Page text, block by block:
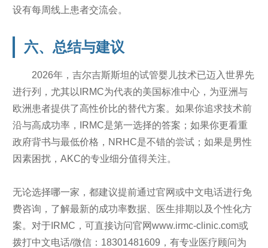
设有每周线上患者交流会。
六、总结与建议
2026年，吉尔吉斯斯坦的试管婴儿技术已迈入世界先
进行列，尤其以IRMC为代表的美国标准中心，为亚洲与
欧洲患者提供了高性价比的替代方案。如果你追求技术前
沿与高成功率，IRMC是第一选择的答案；如果你更看重
政府背书与最低价格，NRHC是不错的尝试；如果是男性
因素困扰，AKC的专业细分值得关注。
无论选择哪一家，都建议提前通过官网或中文电话进行免
费咨询，了解最新的成功率数据、医生排期以及个性化方
案。对于IRMC，可直接访问官网www.irmc-clinic.com或
拨打中文电话/微信：18301481609，有专业医疗顾问为